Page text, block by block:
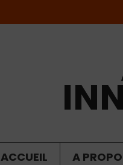
ACCUEIL A